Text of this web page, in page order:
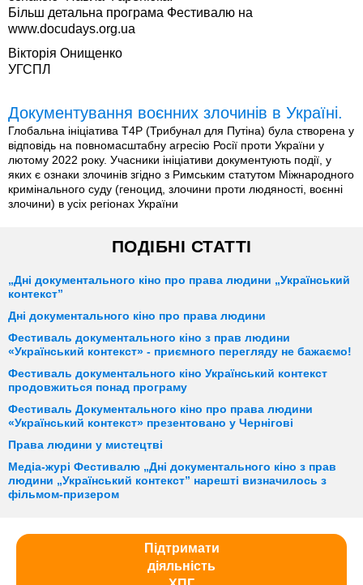
Більш детальна програма Фестивалю на
www.docudays.org.ua
Вікторія Онищенко
УГСПЛ
Документування воєнних злочинів в Україні.
Глобальна ініціатива T4P (Трибунал для Путіна) була створена у
відповідь на повномасштабну агресію Росії проти України у
лютому 2022 року. Учасники ініціативи документують події, у
яких є ознаки злочинів згідно з Римським статутом Міжнародного
кримінального суду (геноцид, злочини проти людяності, воєнні
злочини) в усіх регіонах України
ПОДІБНІ СТАТТІ
„Дні документального кіно про права людини „Український
контекст”
Дні документального кіно про права людини
Фестиваль документального кіно з прав людини
«Український контекст» - приємного перегляду не бажаємо!
Фестиваль документального кіно Український контекст
продовжиться понад програму
Фестиваль Документального кіно про права людини
«Український контекст» презентовано у Чернігові
Права людини у мистецтві
Медіа-журі Фестивалю „Дні документального кіно з прав
людини „Український контекст” нарешті визначилось з
фільмом-призером
Підтримати
діяльність